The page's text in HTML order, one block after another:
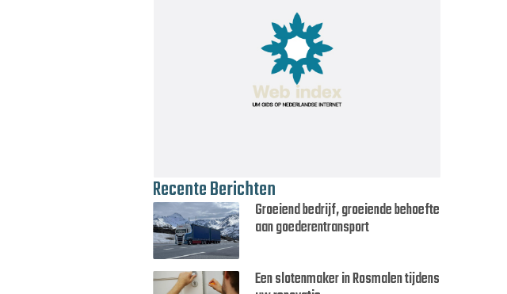
Recente Berichten
Groeiend bedrijf, groeiende behoefte
aan goederentransport
Een slotenmaker in Rosmalen tijdens